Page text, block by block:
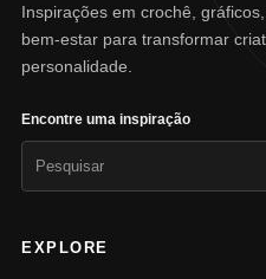
Inspirações em crochê,
bem-estar para transformar
personalidade.
Encontre uma inspiração
EXPLORE